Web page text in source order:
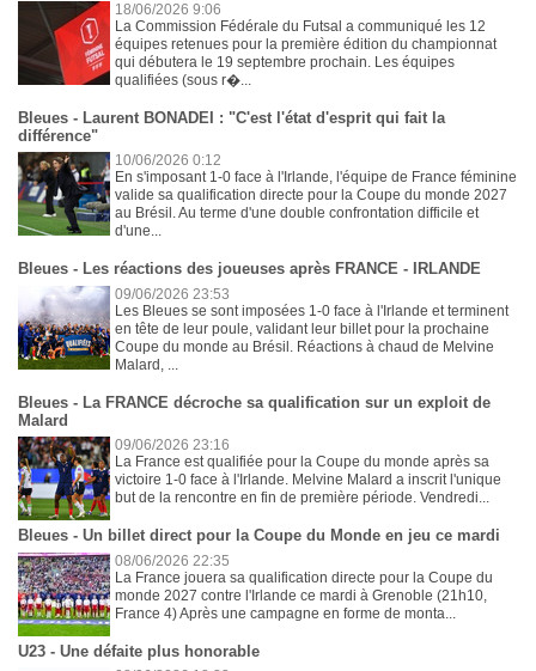
18/06/2026 9:06
La Commission Fédérale du Futsal a communiqué les 12
équipes retenues pour la première édition du championnat
qui débutera le 19 septembre prochain. Les équipes
qualifiées (sous r�...
Bleues - Laurent BONADEI : "C'est l'état d'esprit qui fait la
différence"
10/06/2026 0:12
En s'imposant 1-0 face à l'Irlande, l'équipe de France féminine
valide sa qualification directe pour la Coupe du monde 2027
au Brésil. Au terme d'une double confrontation difficile et
d'une...
Bleues - Les réactions des joueuses après FRANCE - IRLANDE
09/06/2026 23:53
Les Bleues se sont imposées 1-0 face à l'Irlande et terminent
en tête de leur poule, validant leur billet pour la prochaine
Coupe du monde au Brésil. Réactions à chaud de Melvine
Malard, ...
Bleues - La FRANCE décroche sa qualification sur un exploit de
Malard
09/06/2026 23:16
La France est qualifiée pour la Coupe du monde après sa
victoire 1-0 face à l'Irlande. Melvine Malard a inscrit l'unique
but de la rencontre en fin de première période. Vendredi...
Bleues - Un billet direct pour la Coupe du Monde en jeu ce mardi
08/06/2026 22:35
La France jouera sa qualification directe pour la Coupe du
monde 2027 contre l'Irlande ce mardi à Grenoble (21h10,
France 4) Après une campagne en forme de monta...
U23 - Une défaite plus honorable